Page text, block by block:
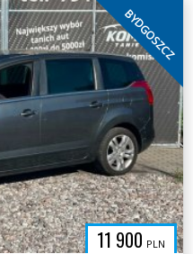
11 900 PLN
BYDGOSZCZ